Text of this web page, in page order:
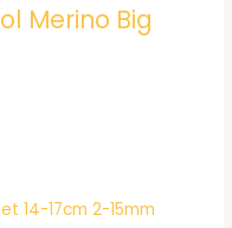
Merino Big